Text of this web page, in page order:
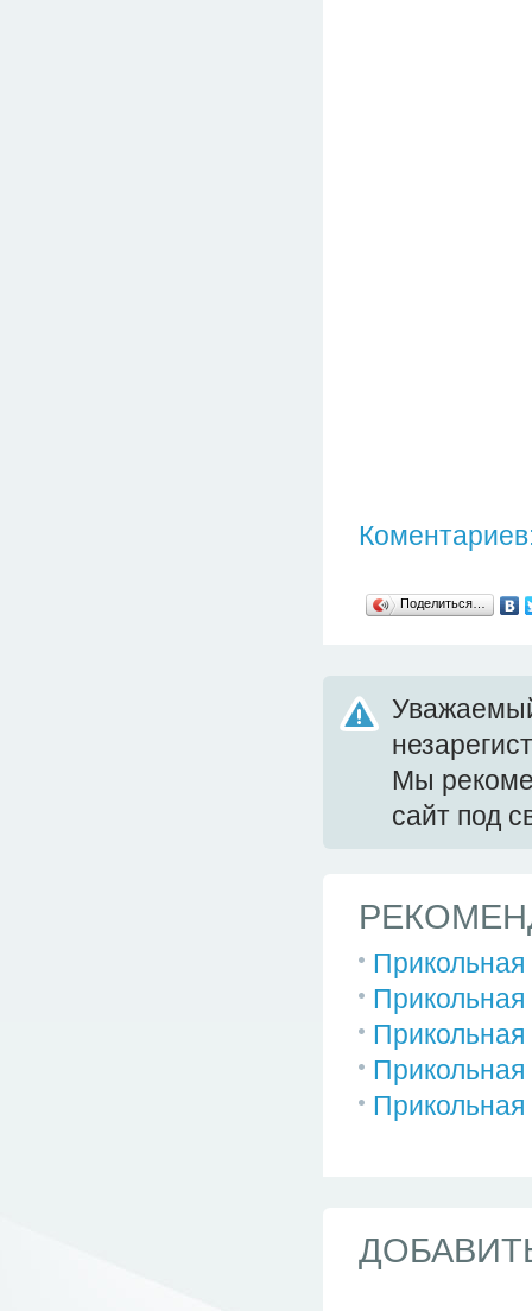
Поделиться…
Мы
сайт под